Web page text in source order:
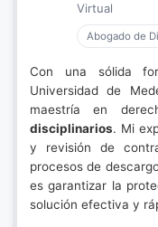
Virtual
Abogado de
Con una sólida
Universidad de
maestría en
disciplinarios. Mi
y revisión de
procesos de
es garantizar la
solución efectiva y